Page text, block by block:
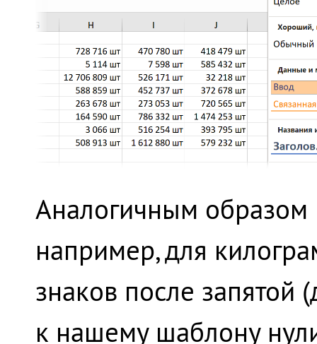
Аналогичным
например, для
знаков после запятой
к нашему шаблону